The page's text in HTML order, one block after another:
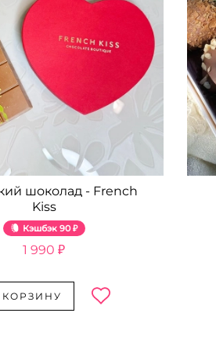
шоколад - French
Kiss
Кэшбэк 90 ₽
1 990 ₽
КОРЗИНУ